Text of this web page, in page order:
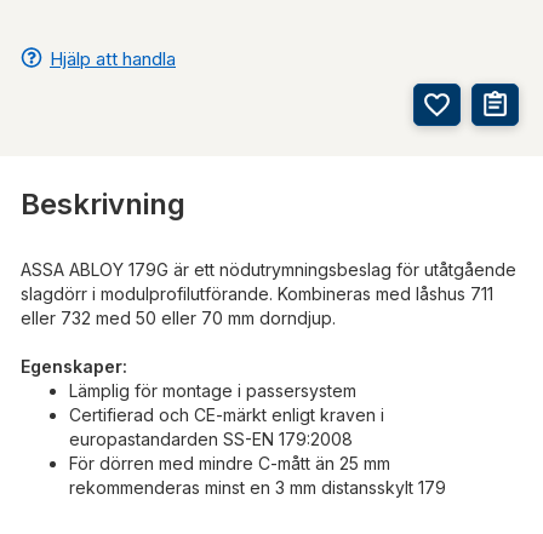
Hjälp att handla
Beskrivning
ASSA ABLOY 179G är ett nödutrymningsbeslag för utåtgående
slagdörr i modulprofilutförande. Kombineras med låshus 711
eller 732 med 50 eller 70 mm dorndjup.
Egenskaper:
Lämplig för montage i passersystem
Certifierad och CE-märkt enligt kraven i
europastandarden SS-EN 179:2008
För dörren med mindre C-mått än 25 mm
rekommenderas minst en 3 mm distansskylt 179